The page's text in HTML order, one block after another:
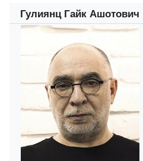
Гулиянц Гайк Ашотович